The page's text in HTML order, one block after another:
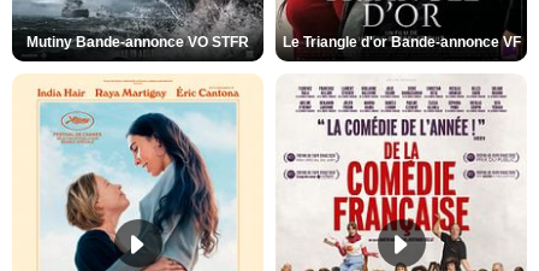
Mutiny Bande-annonce VO STFR Le Triangle d'or Bande-annonce VF